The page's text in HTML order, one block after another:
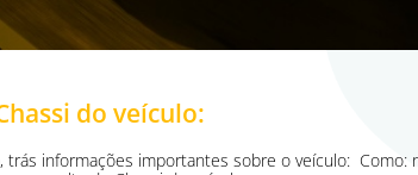
do veículo:
trás informações importantes sobre o veículo: